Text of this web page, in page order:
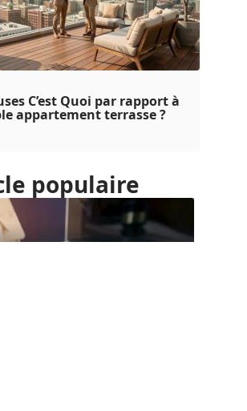
C’est Quoi par rapport à
appartement terrasse ?
populaire